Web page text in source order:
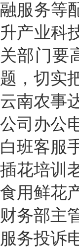
融服务等
升产业科
关部门要
题，切实
云南农事
公司办公
白班客服
插花培训
食用鲜花
财务部主
服务投诉